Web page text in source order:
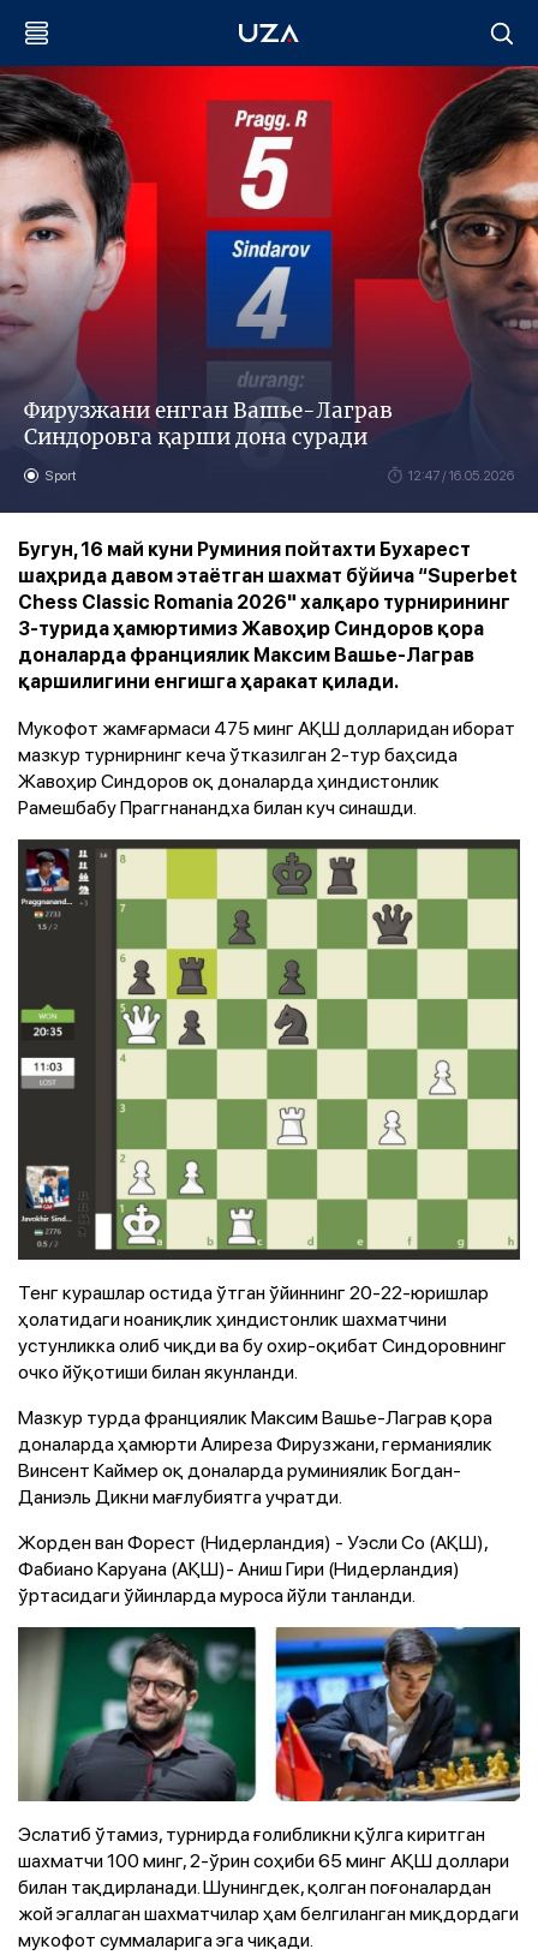
Фирузжани енгган Вашье-Лаграв
Синдоровга қарши дона суради
Sport 12:47 / 16.05.2026
Бугун, 16 май куни Руминия пойтахти Бухарест
шаҳрида давом этаётган шахмат бўйича “Superbet
Chess Classic Romania 2026" халқаро турнирининг
3-турида ҳамюртимиз Жавоҳир Синдоров қора
доналарда франциялик Максим Вашье-Лаграв
қаршилигини енгишга ҳаракат қилади.
Мукофот жамғармаси 475 минг АҚШ долларидан иборат
мазкур турнирнинг кеча ўтказилган 2-тур баҳсида
Жавоҳир Синдоров оқ доналарда ҳиндистонлик
Рамешбабу Праггнанандха билан куч синашди.
Тенг курашлар остида ўтган ўйиннинг 20-22-юришлар
ҳолатидаги ноаниқлик ҳиндистонлик шахматчини
устунликка олиб чиқди ва бу охир-оқибат Синдоровнинг
очко йўқотиши билан якунланди.
Мазкур турда франциялик Максим Вашье-Лаграв қора
доналарда ҳамюрти Алиреза Фирузжани, германиялик
Винсент Каймер оқ доналарда руминиялик Богдан-
Даниэль Дикни мағлубиятга учратди.
Жорден ван Форест (Нидерландия) - Уэсли Со (АҚШ),
Фабиано Каруана (АҚШ)- Аниш Гири (Нидерландия)
ўртасидаги ўйинларда муроса йўли танланди.
Эслатиб ўтамиз, турнирда ғолибликни қўлга киритган
шахматчи 100 минг, 2-ўрин соҳиби 65 минг АҚШ доллари
билан тақдирланади. Шунингдек, қолган поғоналардан
жой эгаллаган шахматчилар ҳам белгиланган миқдордаги
мукофот суммаларига эга чиқади.